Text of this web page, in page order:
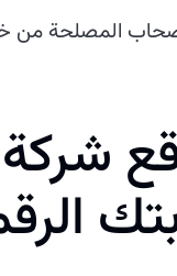
المصلحة من